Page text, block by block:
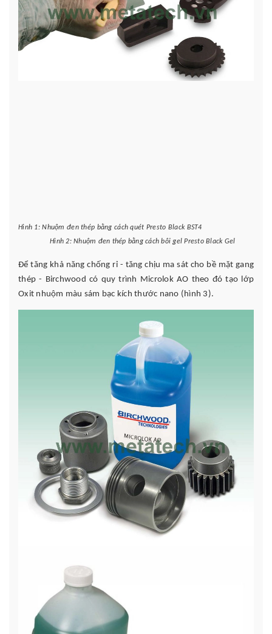
Hình 1: Nhuộm đen thép bằng cách quét Presto Black BST4
Hình 2: Nhuộm đen thép bằng cách bôi gel Presto Black Gel
Để tăng khả năng chống rỉ - tăng chịu ma sát cho bề mặt gang
thép - Birchwood có quy trình Microlok AO theo đó tạo lớp
Oxit nhuộm màu sám bạc kích thước nano (hình 3).